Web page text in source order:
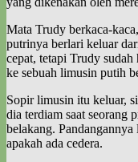
Mata Trudy berkaca-
putrinya berlari keluar
cepat, tetapi Trudy
ke sebuah limusin putih
Sopir limusin itu keluar,
dia terdiam saat seorang
belakang.
apakah ada cedera.